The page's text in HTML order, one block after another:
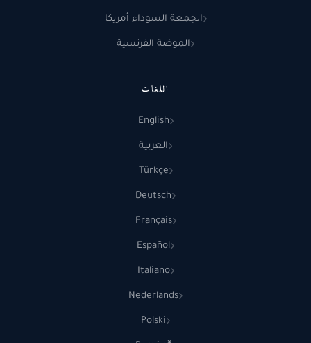
الجمعة السوداء أمريكا
الموضة الفرنسية
اللغات
English
العربية
Türkçe
Deutsch
Français
Español
Italiano
Nederlands
Polski